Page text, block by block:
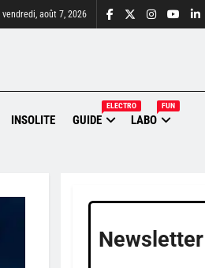
vendredi, août 7, 2026
INSOLITE GUIDE
ELECTRO
LABO
FUN
Newsletter